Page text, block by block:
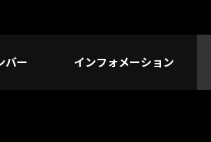
バー インフォメーション